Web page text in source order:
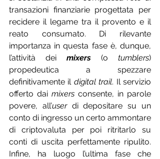
transazioni finanziarie progettata per
recidere il legame tra il provento e il
reato consumato. Di rilevante
importanza in questa fase è, dunque,
l’attività dei mixers (o tumblers)
propedeutica a spezzare
definitivamente il digital trail. Il servizio
offerto dai mixers consente, in parole
povere, all’user di depositare su un
conto di ingresso un certo ammontare
di criptovaluta per poi ritritarlo su
conti di uscita perfettamente ripulito.
Infine, ha luogo l’ultima fase che